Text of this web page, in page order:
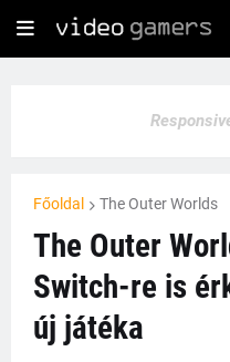
Főoldal The Outer Worlds
The Outer
Switch-re is
új játéka